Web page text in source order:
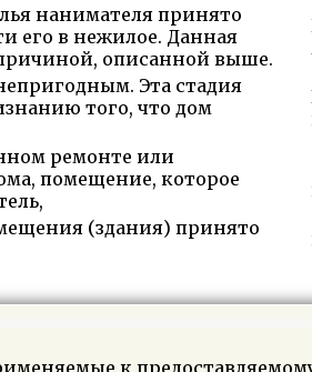
нанимателя принято
его в нежилое. Данная
описанной выше.
Эта стадия
того, что дом
ремонте или
помещение, которое
(здания) принято